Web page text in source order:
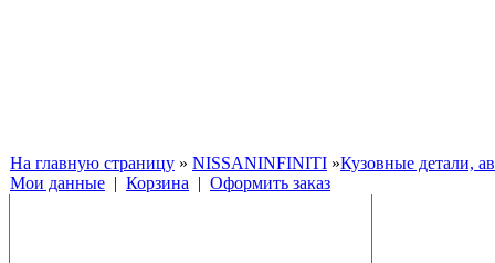
На главную страницу » NISSANINFINITI »Кузовные детали,
Мои данные | Корзина | Оформить заказ